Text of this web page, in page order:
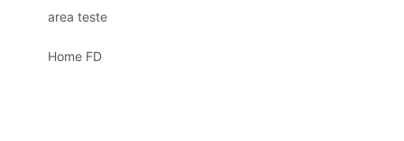
area teste
Home FD